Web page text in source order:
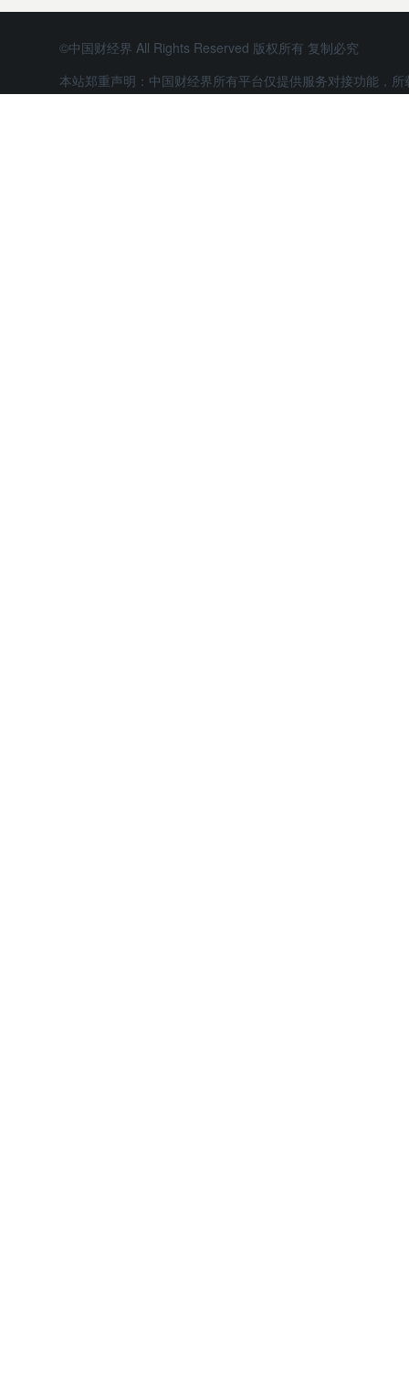
©中国财经界 All Rights Reserved 版权所有 复制必究
本站郑重声明：中国财经界所有平台仅提供服务对接功能，